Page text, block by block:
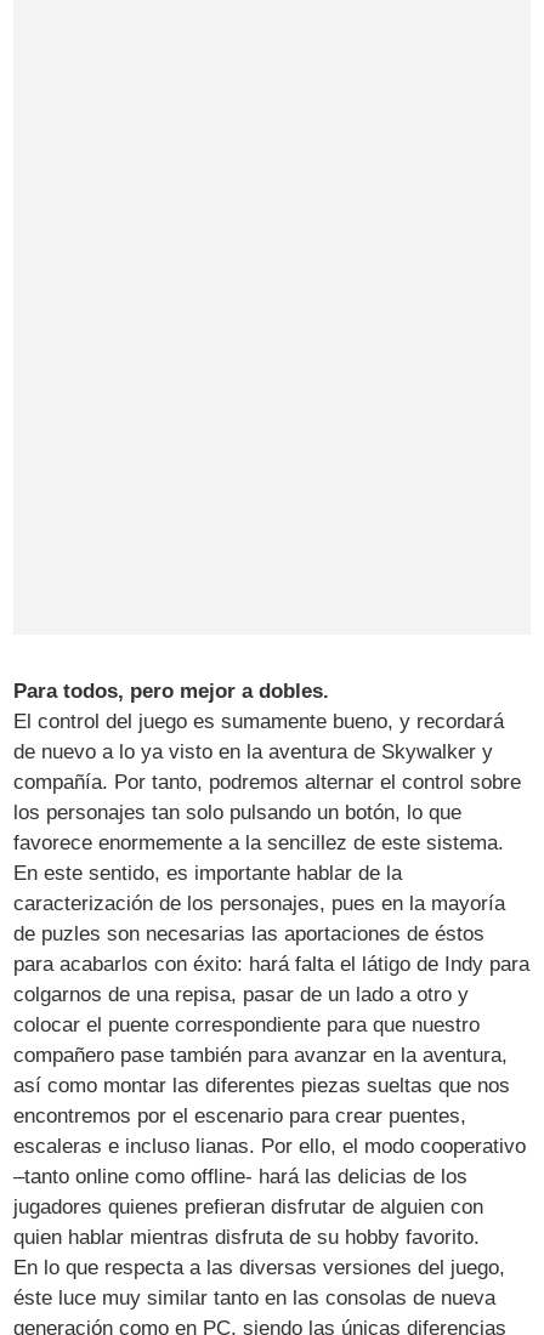
Para todos, pero mejor a dobles.
El control del juego es sumamente bueno, y recordará
de nuevo a lo ya visto en la aventura de Skywalker y
compañía. Por tanto, podremos alternar el control sobre
los personajes tan solo pulsando un botón, lo que
favorece enormemente a la sencillez de este sistema.
En este sentido, es importante hablar de la
caracterización de los personajes, pues en la mayoría
de puzles son necesarias las aportaciones de éstos
para acabarlos con éxito: hará falta el látigo de Indy para
colgarnos de una repisa, pasar de un lado a otro y
colocar el puente correspondiente para que nuestro
compañero pase también para avanzar en la aventura,
así como montar las diferentes piezas sueltas que nos
encontremos por el escenario para crear puentes,
escaleras e incluso lianas. Por ello, el modo cooperativo
–tanto online como offline- hará las delicias de los
jugadores quienes prefieran disfrutar de alguien con
quien hablar mientras disfruta de su hobby favorito.
En lo que respecta a las diversas versiones del juego,
éste luce muy similar tanto en las consolas de nueva
generación como en PC, siendo las únicas diferencias